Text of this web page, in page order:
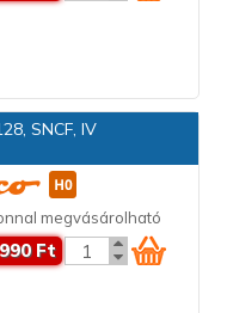
SNCF, IV
megvásárolható
Ft